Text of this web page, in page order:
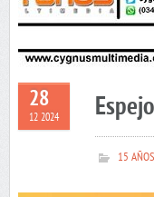
28
12 2024
15 AÑOS